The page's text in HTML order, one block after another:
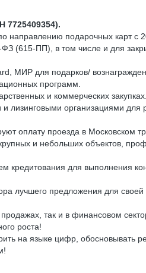
7725409354).
направлению подарочных карт с
(615-ПП), в том числе и для
МИР для подарков/
программ.
и коммерческих закупках.
организациями
оплату проезда в Московском
и небольших объектов,
для выполнения
лучшего предложения для своей
так и в финансовом
роста!
на языке цифр, обосновывать